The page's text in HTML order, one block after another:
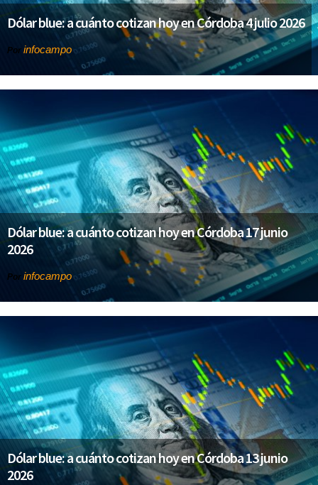
Dólar blue: a cuánto cotizan hoy en Córdoba 4 julio 2026
Por infocampo
Dólar blue: a cuánto cotizan hoy en Córdoba 17 junio
2026
Por infocampo
Dólar blue: a cuánto cotizan hoy en Córdoba 13 junio
2026